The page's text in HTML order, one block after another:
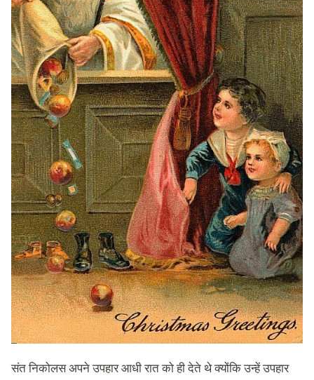
संत निकोलस अपने उपहार आधी रात को ही देते थे क्योंकि उन्हें उपहार